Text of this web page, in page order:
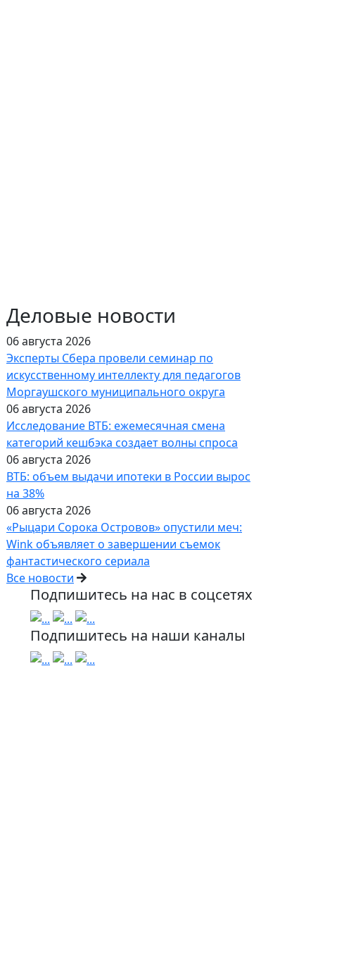
Деловые новости
06 августа 2026
Эксперты Сбера провели семинар по
искусственному интеллекту для педагогов
Моргаушского муниципального округа
06 августа 2026
Исследование ВТБ: ежемесячная смена
категорий кешбэка создает волны спроса
06 августа 2026
ВТБ: объем выдачи ипотеки в России вырос
на 38%
06 августа 2026
«Рыцари Сорока Островов» опустили меч:
Wink объявляет о завершении съемок
фантастического сериала
Все новости
Подпишитесь на нас в соцсетях
Подпишитесь на наши каналы